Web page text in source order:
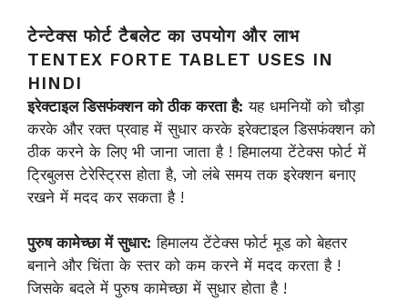
टेन्टेक्स फोर्ट टैबलेट का उपयोग और लाभ
TENTEX FORTE TABLET USES IN
HINDI
इरेक्टाइल डिसफंक्शन को ठीक करता है: यह धमनियों को चौड़ा
करके और रक्त प्रवाह में सुधार करके इरेक्टाइल डिसफंक्शन को
ठीक करने के लिए भी जाना जाता है ! हिमालया टेंटेक्स फोर्ट में
ट्रिबुलस टेरेस्ट्रिस होता है, जो लंबे समय तक इरेक्शन बनाए
रखने में मदद कर सकता है !
पुरुष कामेच्छा में सुधार: हिमालय टेंटेक्स फोर्ट मूड को बेहतर
बनाने और चिंता के स्तर को कम करने में मदद करता है !
जिसके बदले में पुरुष कामेच्छा में सुधार होता है !